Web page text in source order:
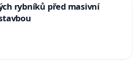
rybníků před masivní